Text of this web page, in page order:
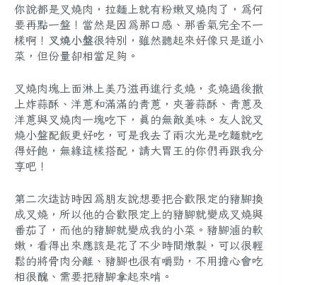
你說都是叉燒肉，拉麵上就有粉嫩叉燒肉了，為何
要再點一盤！當然是因為那口感、那香氣完全不一
樣啊！ 叉燒小盤很特別，雖然聽起來好像只是道小
菜，但份量卻相當足夠。
叉燒肉塊上面淋上美乃滋再進行炙燒，炙燒過後撒
上炸蒜酥、洋蔥和滿滿的青蔥，夾著蒜酥、青蔥及
洋蔥與叉燒肉一塊吃下 ，真的無敵美味。友人說叉
燒小盤配飯更好吃，可是我去了兩次光是吃麵就吃
得好飽，無緣這樣搭配，請大胃王的你們再跟我分
享吧！
第二次造訪時因為朋友說想要把合歡限定的豬腳換
成叉燒，所以他的合歡限定上的豬腳就變成叉燒與
番茄了，而他的豬腳就變成我的小菜。豬腳滷的軟
嫩，看得出來應該是花了不少時間燉製，可以很輕
鬆的將骨肉分離、豬腳也很有嚼勁 ，不用擔心會吃
相很醜、需要把豬腳拿起來啃。